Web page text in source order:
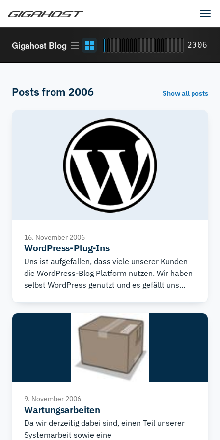
Gigahost Blog Article
stream
Grid
view
2006
Posts from 2006 Show all posts
16. November 2006
WordPress-Plug-Ins
Uns ist aufgefallen, dass viele unserer Kunden
die WordPress-Blog Platform nutzen. Wir haben
selbst WordPress genutzt und es gefällt uns
9. November 2006
Wartungsarbeiten
Da wir derzeitig dabei sind, einen Teil unserer
Systemarbeit sowie eine